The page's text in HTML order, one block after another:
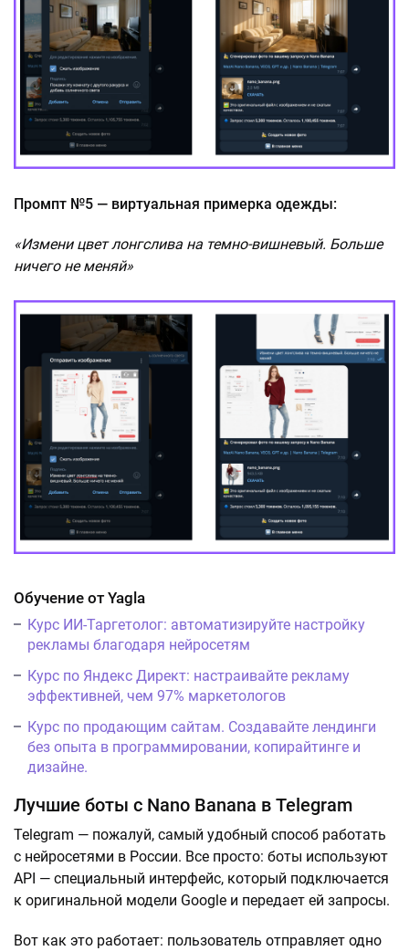
Промпт №5 — виртуальная примерка одежды:
«Измени цвет лонгслива на темно-вишневый. Больше
ничего не меняй»
Обучение от Yagla
Курс ИИ-Таргетолог: автоматизируйте настройку
рекламы благодаря нейросетям
Курс по Яндекс Директ: настраивайте рекламу
эффективней, чем 97% маркетологов
Курс по продающим сайтам. Создавайте лендинги
без опыта в программировании, копирайтинге и
дизайне.
Лучшие боты с Nano Banana в Telegram
Telegram — пожалуй, самый удобный способ работать
с нейросетями в России. Все просто: боты используют
API — специальный интерфейс, который подключается
к оригинальной модели Google и передает ей запросы.
Вот как это работает: пользователь отправляет одно